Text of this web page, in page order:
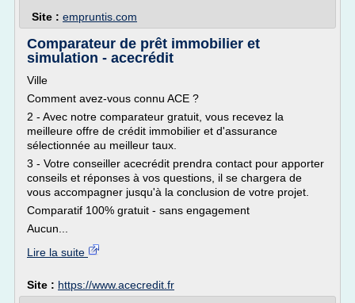
Site : empruntis.com
Comparateur de prêt immobilier et
simulation - acecrédit
Ville
Comment avez-vous connu ACE ?
2 - Avec notre comparateur gratuit, vous recevez la
meilleure offre de crédit immobilier et d'assurance
sélectionnée au meilleur taux.
3 - Votre conseiller acecrédit prendra contact pour apporter
conseils et réponses à vos questions, il se chargera de
vous accompagner jusqu'à la conclusion de votre projet.
Comparatif 100% gratuit - sans engagement
Aucun...
Lire la suite
Site : https://www.acecredit.fr